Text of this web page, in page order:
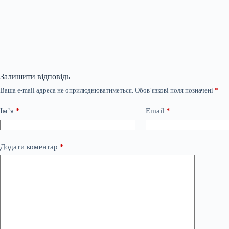
Залишити відповідь
Ваша e-mail адреса не оприлюднюватиметься. Обов’язкові поля позначені *
Ім’я * Email *
Додати коментар *